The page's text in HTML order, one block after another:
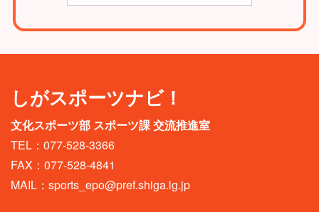
しがスポーツナビ！
文化スポーツ部 スポーツ課 交流推進室
TEL：077-528-3366
FAX：077-528-4841
MAIL： sports_epo@pref.shiga.lg.jp